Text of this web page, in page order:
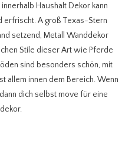
Haushalt Dekor kann
erfrischt. A groß Texas-Stern
setzend, Metall Wanddekor
Stile dieser Art wie Pferde
sind besonders schön, mit
allem innen dem Bereich. Wenn
dich selbst move für eine